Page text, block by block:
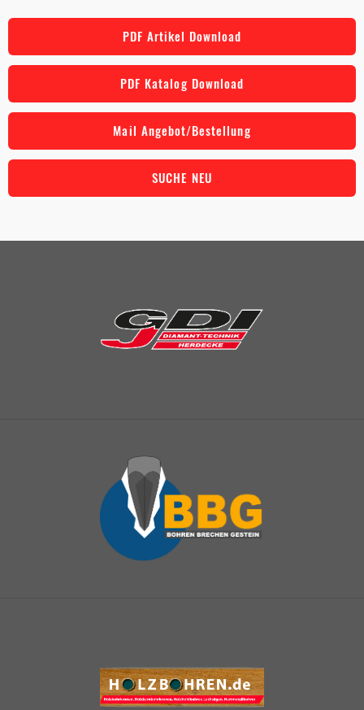
PDF Artikel Download
PDF Katalog Download
Mail Angebot/Bestellung
SUCHE NEU